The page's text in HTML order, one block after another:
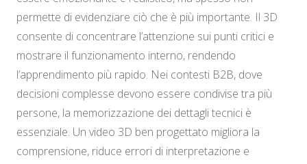
permette di evidenziare ciò che è più importante. Il 3D
consente di concentrare l’attenzione sui punti critici e
mostrare il funzionamento interno, rendendo
l’apprendimento più rapido. Nei contesti B2B, dove
decisioni complesse devono essere condivise tra più
persone, la memorizzazione dei dettagli tecnici è
essenziale. Un video 3D ben progettato migliora la
comprensione, riduce errori di interpretazione e